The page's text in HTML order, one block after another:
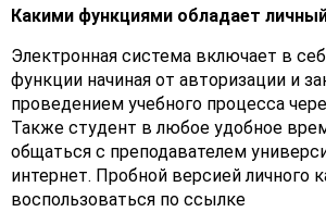
Какими функциями обладает
Электронная система включает в
функции начиная от авторизации и
проведением учебного процесса
Также студент в любое удобное
общаться с преподавателем
интернет. Пробной версией личного
воспользоваться по ссылке